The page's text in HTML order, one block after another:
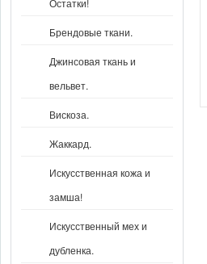
Остатки!
Брендовые ткани.
Джинсовая ткань и
вельвет.
Вискоза.
Жаккард.
Искусственная кожа и
замша!
Искусственный мех и
дубленка.